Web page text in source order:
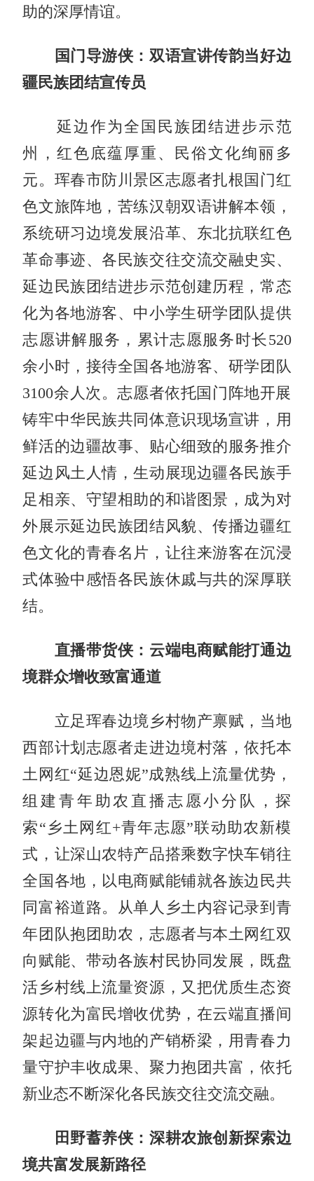
助的深厚情谊。
国门导游侠：双语宣讲传韵当好边
疆民族团结宣传员
延边作为全国民族团结进步示范
州，红色底蕴厚重、民俗文化绚丽多
元。珲春市防川景区志愿者扎根国门红
色文旅阵地，苦练汉朝双语讲解本领，
系统研习边境发展沿革、东北抗联红色
革命事迹、各民族交往交流交融史实、
延边民族团结进步示范创建历程，常态
化为各地游客、中小学生研学团队提供
志愿讲解服务，累计志愿服务时长520
余小时，接待全国各地游客、研学团队
3100余人次。志愿者依托国门阵地开展
铸牢中华民族共同体意识现场宣讲，用
鲜活的边疆故事、贴心细致的服务推介
延边风土人情，生动展现边疆各民族手
足相亲、守望相助的和谐图景，成为对
外展示延边民族团结风貌、传播边疆红
色文化的青春名片，让往来游客在沉浸
式体验中感悟各民族休戚与共的深厚联
结。
直播带货侠：云端电商赋能打通边
境群众增收致富通道
立足珲春边境乡村物产禀赋，当地
西部计划志愿者走进边境村落，依托本
土网红“延边恩妮”成熟线上流量优势，
组建青年助农直播志愿小分队，探
索“乡土网红+青年志愿”联动助农新模
式，让深山农特产品搭乘数字快车销往
全国各地，以电商赋能铺就各族边民共
同富裕道路。从单人乡土内容记录到青
年团队抱团助农，志愿者与本土网红双
向赋能、带动各族村民协同发展，既盘
活乡村线上流量资源，又把优质生态资
源转化为富民增收优势，在云端直播间
架起边疆与内地的产销桥梁，用青春力
量守护丰收成果、聚力抱团共富，依托
新业态不断深化各民族交往交流交融。
田野蓄养侠：深耕农旅创新探索边
境共富发展新路径